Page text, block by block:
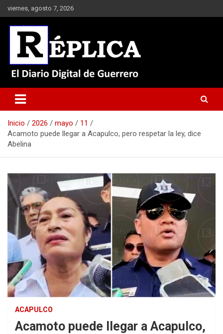
Saltar
al
contenido
viernes, agosto 7, 2026
Réplica
Inicio 2026 mayo
11
Acamoto puede llegar a Acapulco, pero respetar la ley, dice
Abelina
ACAPULCO
Acamoto puede llegar a Acapulco,